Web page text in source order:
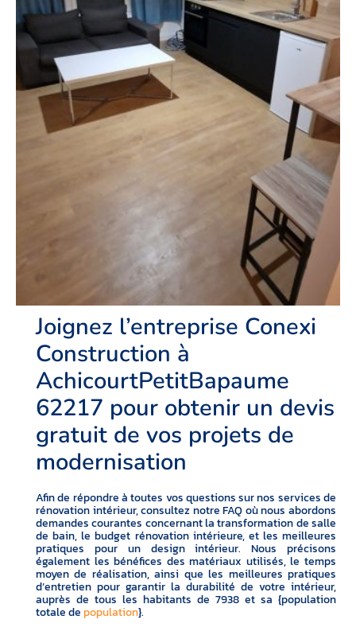
Joignez l’entreprise Conexi
Construction à
AchicourtPetitBapaume
62217 pour obtenir un devis
gratuit de vos projets de
modernisation
Afin de répondre à toutes vos questions sur nos services de
rénovation intérieur, consultez notre FAQ où nous abordons
demandes courantes concernant la transformation de salle
de bain, le budget rénovation intérieure, et les meilleures
pratiques pour un design intérieur. Nous précisons
également les bénéfices des matériaux utilisés, le temps
moyen de réalisation, ainsi que les meilleures pratiques
d’entretien pour garantir la durabilité de votre intérieur,
auprès de tous les habitants de 7938 et sa {population
totale depopulation}.